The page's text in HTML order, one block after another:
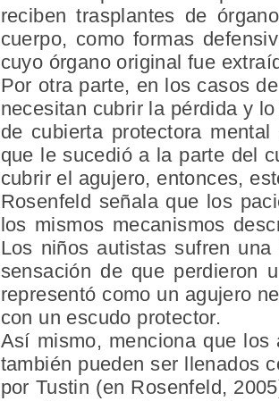
reciben trasplantes de
cuerpo, como formas
cuyo órgano original fue
Por otra parte, en los casos
necesitan cubrir la pérdida y
de cubierta protectora
que le sucedió a la parte del
cubrir el agujero, entonces,
Rosenfeld señala que los
los mismos mecanismos
Los niños autistas sufren
sensación de que perdieron
representó como un agujero
con un escudo protector.
Así mismo, menciona que
también pueden ser llenados
por Tustin (en Rosenfeld,